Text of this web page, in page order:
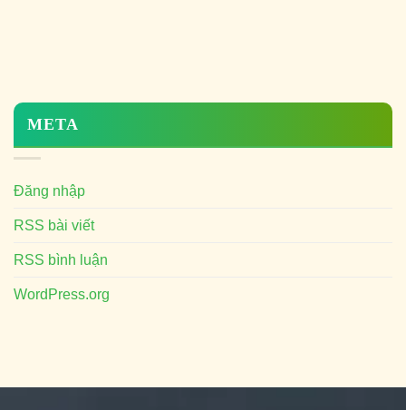
META
Đăng nhập
RSS bài viết
RSS bình luận
WordPress.org